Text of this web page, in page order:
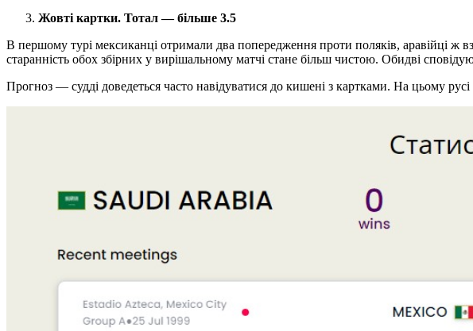
Жовті картки. Тотал — більше 3.5
В першому турі мексиканці отримали два попередження проти поляків, аравійці ж
старанність обох збірних у вирішальному матчі стане більш чистою. Обидві
Прогноз — судді доведеться часто навідуватися до кишені з картками. На цьому